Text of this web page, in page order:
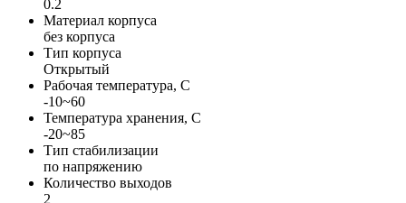
0.2
Материал корпуса
без корпуса
Тип корпуса
Открытый
Рабочая температура, С
-10~60
Температура хранения, С
-20~85
Тип стабилизации
по напряжению
Количество выходов
2